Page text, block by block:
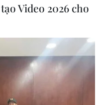
Video 2026 cho